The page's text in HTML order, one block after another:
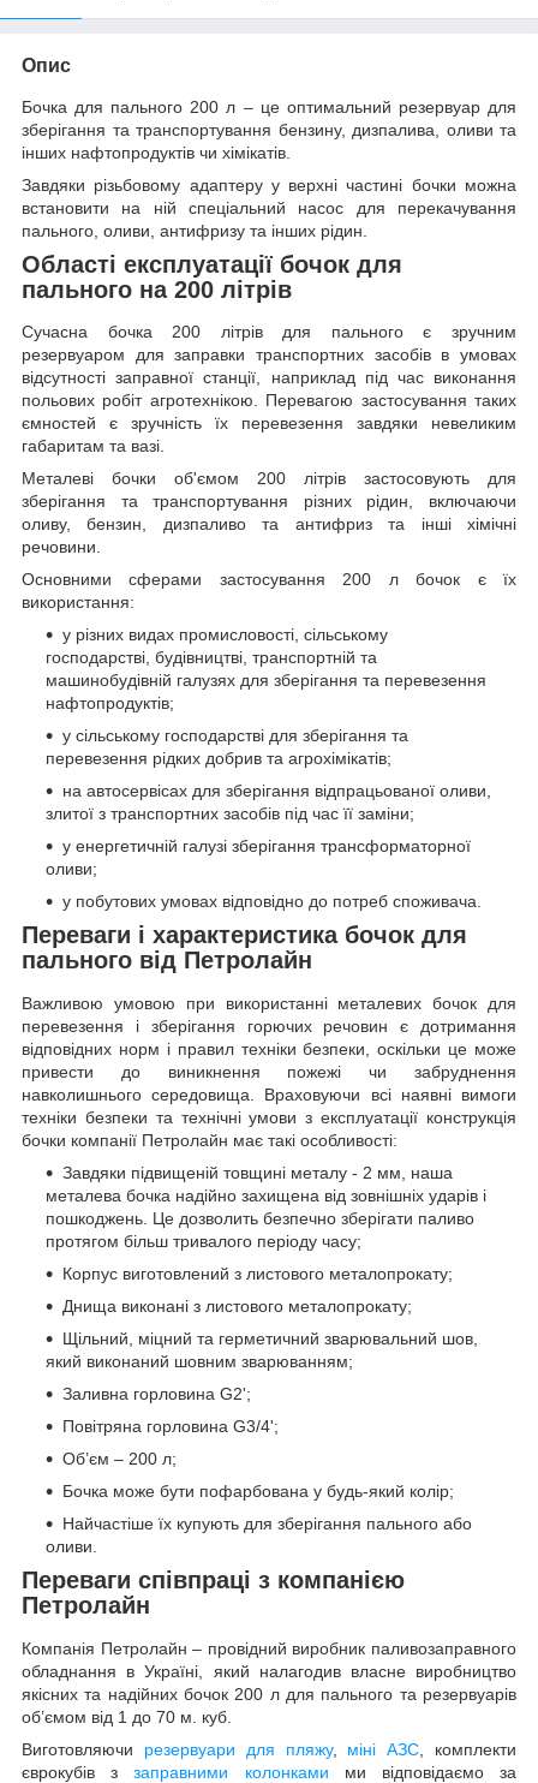
Опис
Бочка для пального 200 л – це оптимальний резервуар для
зберігання та транспортування бензину, дизпалива, оливи та
інших нафтопродуктів чи хімікатів.
Завдяки різьбовому адаптеру у верхні частині бочки можна
встановити на ній спеціальний насос для перекачування
пального, оливи, антифризу та інших рідин.
Області експлуатації бочок для
пального на 200 літрів
Сучасна бочка 200 літрів для пального є зручним
резервуаром для заправки транспортних засобів в умовах
відсутності заправної станції, наприклад під час виконання
польових робіт агротехнікою. Перевагою застосування таких
ємностей є зручність їх перевезення завдяки невеликим
габаритам та вазі.
Металеві бочки об'ємом 200 літрів застосовують для
зберігання та транспортування різних рідин, включаючи
оливу, бензин, дизпаливо та антифриз та інші хімічні
речовини.
Основними сферами застосування 200 л бочок є їх
використання:
у різних видах промисловості, сільському
господарстві, будівництві, транспортній та
машинобудівній галузях для зберігання та перевезення
нафтопродуктів;
у сільському господарстві для зберігання та
перевезення рідких добрив та агрохімікатів;
на автосервісах для зберігання відпрацьованої оливи,
злитої з транспортних засобів під час її заміни;
у енергетичній галузі зберігання трансформаторної
оливи;
у побутових умовах відповідно до потреб споживача.
Переваги і характеристика бочок для
пального від Петролайн
Важливою умовою при використанні металевих бочок для
перевезення і зберігання горючих речовин є дотримання
відповідних норм і правил техніки безпеки, оскільки це може
привести до виникнення пожежі чи забруднення
навколишнього середовища. Враховуючи всі наявні вимоги
техніки безпеки та технічні умови з експлуатації конструкція
бочки компанії Петролайн має такі особливості:
Завдяки підвищеній товщині металу - 2 мм, наша
металева бочка надійно захищена від зовнішніх ударів і
пошкоджень. Це дозволить безпечно зберігати паливо
протягом більш тривалого періоду часу;
Корпус виготовлений з листового металопрокату;
Днища виконані з листового металопрокату;
Щільний, міцний та герметичний зварювальний шов,
який виконаний шовним зварюванням;
Заливна горловина G2';
Повітряна горловина G3/4';
Об’єм – 200 л;
Бочка може бути пофарбована у будь-який колір;
Найчастіше їх купують для зберігання пального або
оливи.
Переваги співпраці з компанією
Петролайн
Компанія Петролайн – провідний виробник паливозаправного
обладнання в Україні, який налагодив власне виробництво
якісних та надійних бочок 200 л для пального та резервуарів
об’ємом від 1 до 70 м. куб.
Виготовляючи резервуари для пляжу, міні АЗС , комплекти
єврокубів ззаправними колонками ми відповідаємо за